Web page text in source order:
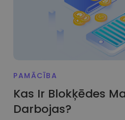
PAMĀCĪBA
Kas Ir Blokķēdes
Darbojas?